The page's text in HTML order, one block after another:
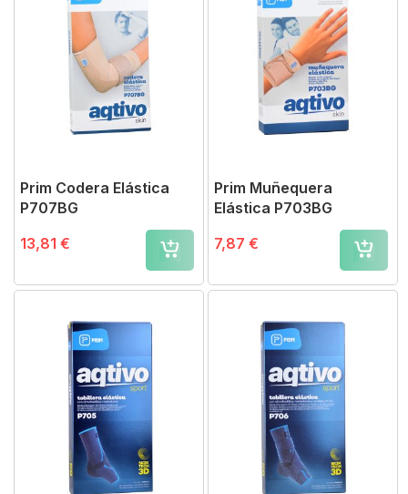
Prim Codera Elástica
P707BG
13,81 €
Prim Muñequera
Elástica P703BG
7,87 €